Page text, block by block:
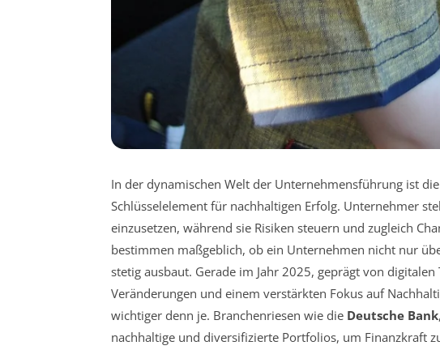
In der dynamischen Welt der Unternehmensführung ist
Schlüsselelement für nachhaltigen Erfolg. Unternehmer
einzusetzen, während sie Risiken steuern und zugleich
bestimmen maßgeblich, ob ein Unternehmen nicht nur
stetig ausbaut. Gerade im Jahr 2025, geprägt von
Veränderungen und einem verstärkten Fokus auf
wichtiger denn je. Branchenriesen wie die Deutsche Bank,
nachhaltige und diversifizierte Portfolios, um Finanzkraft